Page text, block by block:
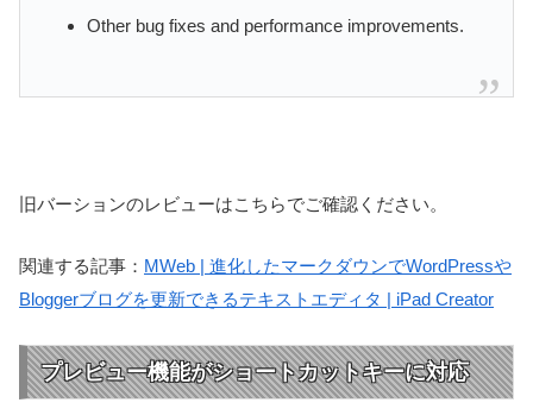
Other bug fixes and performance improvements.
旧バーションのレビューはこちらでご確認ください。
関連する記事： MWeb | 進化したマークダウンでWordPressや
Bloggerブログを更新できるテキストエディタ | iPad Creator
プレビュー機能がショートカットキーに対応